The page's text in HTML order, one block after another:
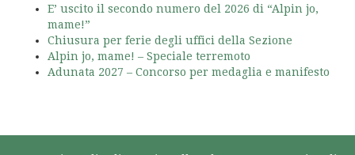
E’ uscito il secondo numero del 2026 di “Alpin jo,
mame!”
Chiusura per ferie degli uffici della Sezione
Alpin jo, mame! – Speciale terremoto
Adunata 2027 – Concorso per medaglia e manifesto